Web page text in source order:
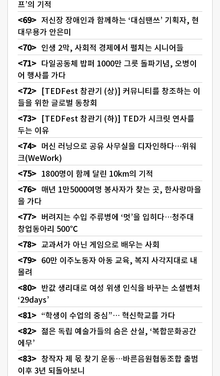
프’의 기적
저신장 장애인과 함께하는 ‘대심땐쓰’ 기획자, 현
대무용가 안은미
인생 2막, 사회적 경제에서 펼치는 시니어들
다일공동체 밥퍼 1000만 그릇 돌파기념, 오병이
어 행사를 가다
[TEDFest 참관기 (상)] 커뮤니티를 창조하는 이
들을 위한 글로벌 동창회
[TEDFest 참관기 (하)] TED가 시크릿 연사를
두는 이유
머신 러닝으로 공유 사무실을 디자인하다…위워
크(WeWork)
1800명이 함께 달린 10km의 기적
매년 1만5000여명 봉사자가 찾는 곳, 한사랑마을
을 가다
버려지는 수입 주류병에 ‘멋’을 입히다…청주대
창업동아리 500℃
교과서가 아닌 게임으로 배우는 사회
60만 이주노동자 아동 교육, 복지 사각지대로 내
몰려
반값 생리대로 여성 위생 인식을 바꾸는 소셜벤처
‘29days’
“학생이 수업의 중심”… 혁신학교를 가다
젊은 독립 예술가들의 숨은 산실, ‘복합문화공간
에무’
창작자 제 몫 찾기 운동…바른음원협동조합 출범
이후 3년 되돌아보니